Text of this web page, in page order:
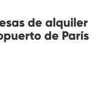
de alquiler
de París